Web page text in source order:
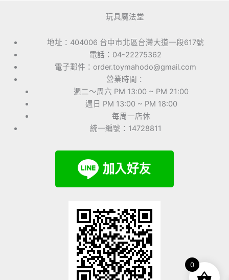
玩具魔法堂
地址：404006 台中市北區台灣大道一段617號
電話：04-22275362
電子郵件：order.toymahodo@gmail.com
營業時間：
週二～周六 PM 13:00 ~ PM 21:00
週日 PM 13:00 ~ PM 18:00
每周一店休
統一編號：14728811
0